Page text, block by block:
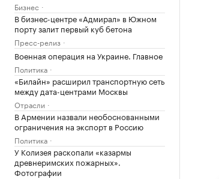
Бизнес
В бизнес-центре «Адмирал» в Южном
порту залит первый куб бетона
Пресс-релиз
Военная операция на Украине. Главное
Политика
«Билайн» расширил транспортную сеть
между дата-центрами Москвы
Отрасли
В Армении назвали необоснованными
ограничения на экспорт в Россию
Политика
У Колизея раскопали «казармы
древнеримских пожарных».
Фотографии